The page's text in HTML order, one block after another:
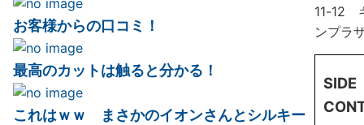
お客様からの口コミ！
最高のカットは触ると分かる！
これはｗｗ まさかのイオンさんとシルキー
11-12
ンプラ
SIDE